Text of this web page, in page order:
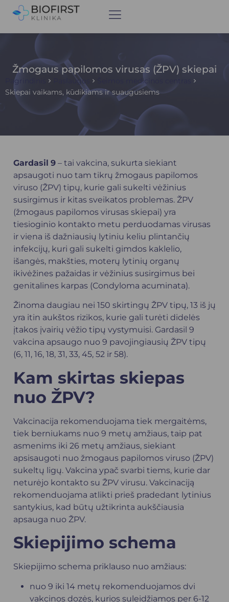
Žmogaus papilomos virusas (ŽPV) skiepai
Pagrindinis Paslaugos
Šeimos medicinos centras
Skiepai vaikams, kūdikiams ir suaugusiems
Gardasil 9 – tai vakcina, sukurta siekiant
apsaugoti nuo tam tikrų žmogaus papilomos
viruso (ŽPV) tipų, kurie gali sukelti vėžinius
susirgimus ir kitas sveikatos problemas. ŽPV
(žmogaus papilomos virusas skiepai) yra
tiesioginio kontakto metu perduodamas virusas
ir viena iš dažniausių lytiniu keliu plintančių
infekcijų, kuri gali sukelti gimdos kaklelio,
išangės, makšties, moterų lytinių organų
ikivėžines pažaidas ir vėžinius susirgimus bei
genitalines karpas (Condyloma acuminata).
Žinoma daugiau nei 150 skirtingų ŽPV tipų, 13 iš jų
yra itin aukštos rizikos, kurie gali turėti didelės
įtakos įvairių vėžio tipų vystymuisi. Gardasil 9
vakcina apsaugo nuo 9 pavojingiausių ŽPV tipų
(6, 11, 16, 18, 31, 33, 45, 52 ir 58).
Kam skirtas skiepas
nuo ŽPV?
Vakcinacija rekomenduojama tiek mergaitėms,
tiek berniukams nuo 9 metų amžiaus, taip pat
asmenims iki 26 metų amžiaus, siekiant
apsisaugoti nuo žmogaus papilomos viruso (ŽPV)
sukeltų ligų. Vakcina ypač svarbi tiems, kurie dar
neturėjo kontakto su ŽPV virusu. Vakcinaciją
rekomenduojama atlikti prieš pradedant lytinius
santykius, kad būtų užtikrinta aukščiausia
apsauga nuo ŽPV.
Skiepijimo schema
Skiepijimo schema priklauso nuo amžiaus:
nuo 9 iki 14 metų rekomenduojamos dvi
vakcinos dozės, kurios suleidžiamos per 6-12